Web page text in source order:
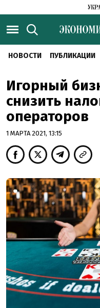
НОВОСТИ ПУБЛИКАЦИИ
Игорный
снизить
операторов
1 МАРТА 2021, 13:15